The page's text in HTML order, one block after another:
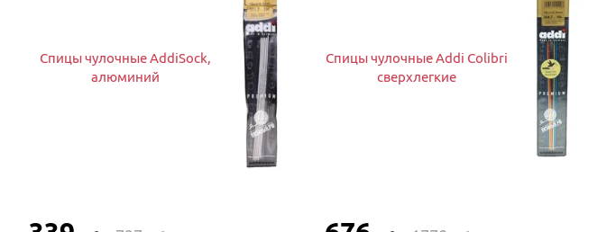
Спицы чулочные AddiSock,
алюминий
Спицы чулочные Addi Colibri
сверхлегкие